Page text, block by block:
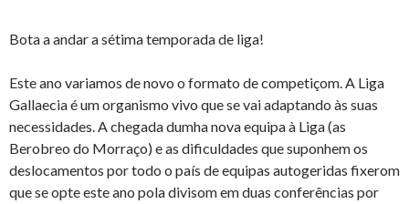
Bota a andar a sétima temporada de liga!
Este ano variamos de novo o formato de competiçom. A Liga
Gallaecia é um organismo vivo que se vai adaptando às suas
necessidades. A chegada dumha nova equipa à Liga (as
Berobreo do Morraço) e as dificuldades que suponhem os
deslocamentos por todo o país de equipas autogeridas fixerom
que se opte este ano pola divisom em duas conferências por